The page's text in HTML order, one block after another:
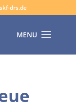
drs.de